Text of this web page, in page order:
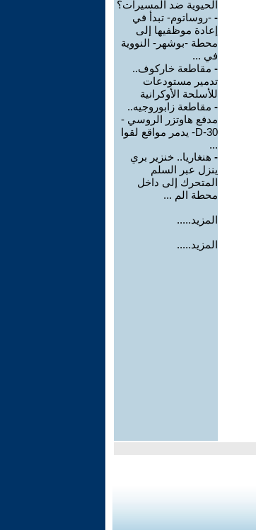
الحيوية ضد المسيرات؟
- -روساتوم- تبدأ في
إعادة موظفيها إلى
محطة -بوشهر- النووية
في ...
- مقاطعة خاركوف..
تدمير مستودعات
للأسلحة الأوكرانية
- مقاطعة زابوروجيه..
مدفع هاوتزر الروسي -
D-30- يدمر مواقع لقوا
...
- هنغاريا.. خنزير بري
ينزل عبر السلم
المتحرك إلى داخل
محطة الم ...
المزيد.....
المزيد.....